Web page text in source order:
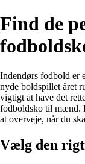
Find de
Indendørs fodbold er
nyde boldspillet året
vigtigt at have det
fodboldsko til mænd.
at overveje, når du
Vælg den